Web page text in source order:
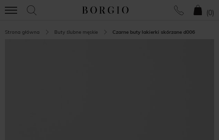
(0)
Strona główna Buty ślubne męskie Czarne buty lakierki skórzane d006